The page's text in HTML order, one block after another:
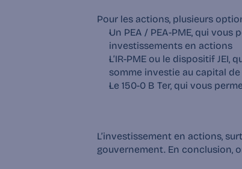
Pour les actions, plusieurs
Un PEA / PEA-PME, qui vous
investissements en actions
L’IR-PME ou le dispositif JEI,
somme investie au capital de
Le 150-0 B Ter, qui vous
L’investissement en actions,
gouvernement. En conclusion,